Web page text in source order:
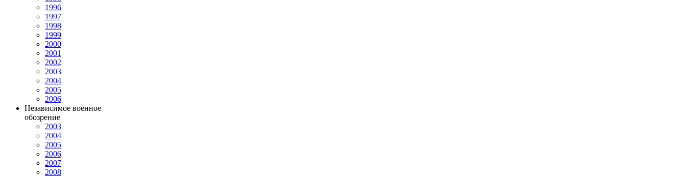
1996
1997
1998
1999
2000
2001
2002
2003
2004
2005
2006
Независимое военное
обозрение
2003
2004
2005
2006
2007
2008